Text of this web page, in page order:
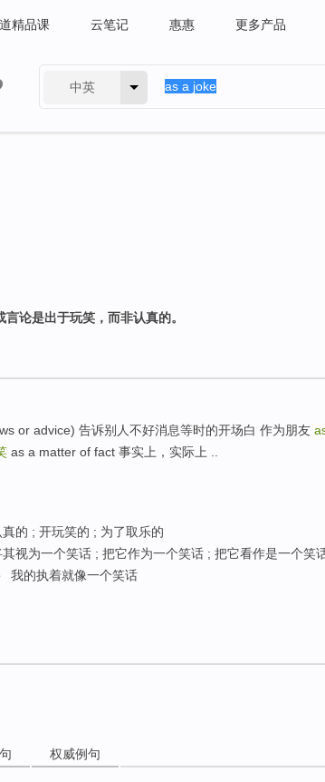
精品课 云笔记 惠惠 更多产品
中英
论是出于玩笑，而非认真的。
or advice) 告诉别人不好消息等时的开场白 作为朋友
as a matter of fact 事实上，实际上 ..
的 ; 开玩笑的 ; 为了取乐的
其视为一个笑话 ; 把它作为一个笑话 ; 把它看作是一个笑
我的执着就像一个笑话
权威例句